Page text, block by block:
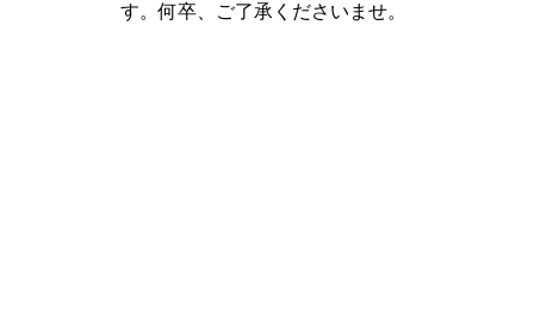
す。何卒、ご了承くださいませ。